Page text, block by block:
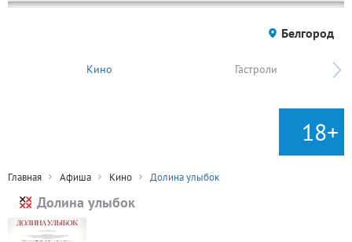
Белгород
Кино Гастроли
18+
Главная Афиша Кино Долина улыбок
Долина улыбок